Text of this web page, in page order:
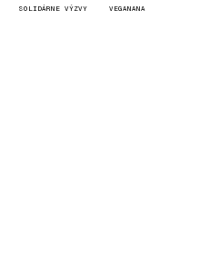
SOLIDÁRNE VÝZVY VEGANANA